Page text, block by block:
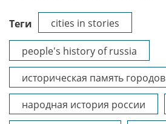
Теги cities in stories
people's history of russia
историческая память городов
народная история россии